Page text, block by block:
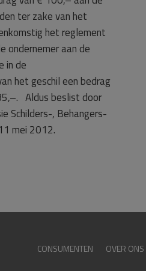
ter zake van het
het reglement
ondernemer aan de
in de
het geschil een bedrag
Aldus beslist door
Schilders-, Behangers-
mei 2012.
CONSUMENTEN OVER ONS